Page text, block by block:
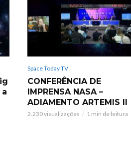
Space Today TV
CONFERÊNCIA DE
IMPRENSA NASA –
ADIAMENTO ARTEMIS II
2.230 visualizações 1 min de leitura